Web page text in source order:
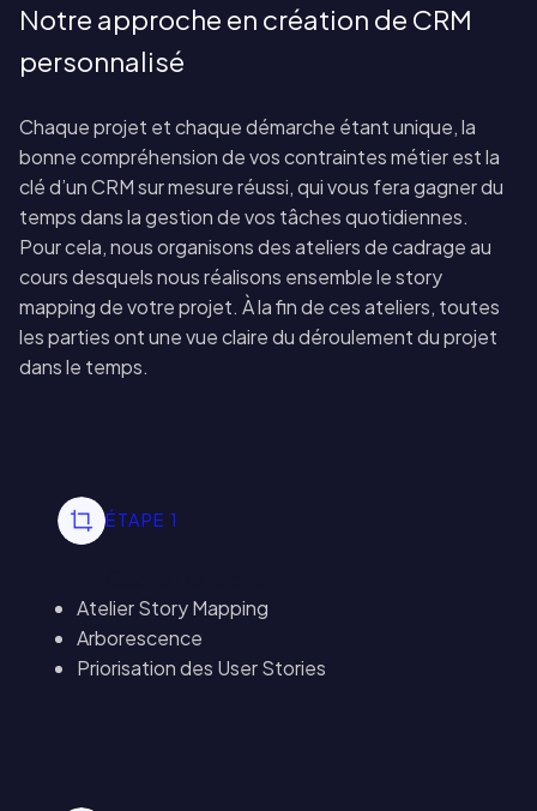
Notre approche en création de CRM
personnalisé
Chaque projet et chaque démarche étant unique, la
bonne compréhension de vos contraintes métier est la
clé d’un CRM sur mesure réussi, qui vous fera gagner du
temps dans la gestion de vos tâches quotidiennes.
Pour cela, nous organisons des ateliers de cadrage au
cours desquels nous réalisons ensemble le story
mapping de votre projet. À la fin de ces ateliers, toutes
les parties ont une vue claire du déroulement du projet
dans le temps.
ÉTAPE 1
Atelier Story Mapping
Arborescence
Priorisation des User Stories